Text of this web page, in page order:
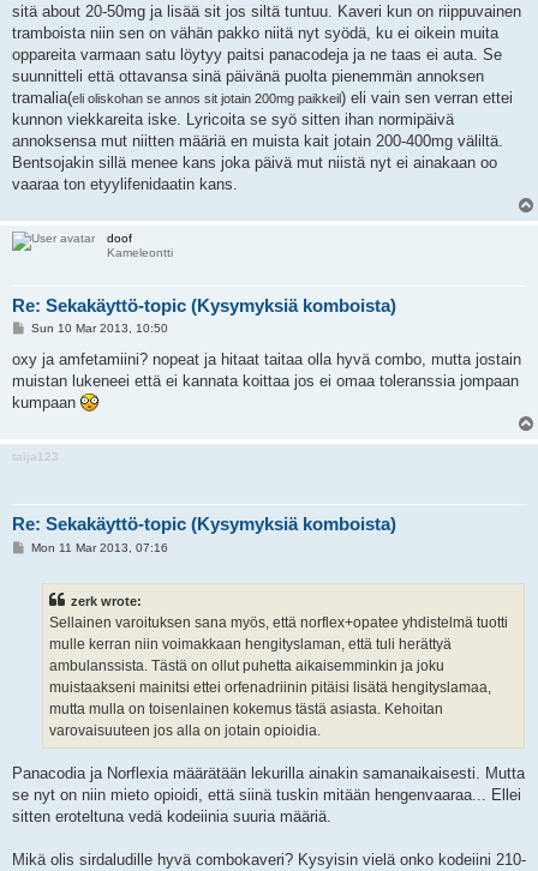
sitä about 20-50mg ja lisää sit jos siltä tuntuu. Kaveri kun on riippuvainen
tramboista niin sen on vähän pakko niitä nyt syödä, ku ei oikein muita
oppareita varmaan satu löytyy paitsi panacodeja ja ne taas ei auta. Se
suunnitteli että ottavansa sinä päivänä puolta pienemmän annoksen
tramalia(eli oliskohan se annos sit jotain 200mg paikkeil) eli vain sen verran ettei
kunnon viekkareita iske. Lyricoita se syö sitten ihan normipäivä
annoksensa mut niitten määriä en muista kait jotain 200-400mg väliltä.
Bentsojakin sillä menee kans joka päivä mut niistä nyt ei ainakaan oo
vaaraa ton etyylifenidaatin kans.
doof
Kameleontti
Re: Sekakäyttö-topic (Kysymyksiä komboista)
P
s
t
Sun 10 Mar 2013, 10:50
oxy ja amfetamiini? nopeat ja hitaat taitaa olla hyvä combo, mutta jostain
muistan lukeneei että ei kannata koittaa jos ei omaa toleranssia jompaan
kumpaan
taija123
Re: Sekakäyttö-topic (Kysymyksiä komboista)
PMon 11 Mar 2013, 07:16
zerk wrote:
Sellainen varoituksen sana myös, että norflex+opatee yhdistelmä tuotti
mulle kerran niin voimakkaan hengityslaman, että tuli herättyä
ambulanssista. Tästä on ollut puhetta aikaisemminkin ja joku
muistaakseni mainitsi ettei orfenadriinin pitäisi lisätä hengityslamaa,
mutta mulla on toisenlainen kokemus tästä asiasta. Kehoitan
varovaisuuteen jos alla on jotain opioidia.
Panacodia ja Norflexia määrätään lekurilla ainakin samanaikaisesti. Mutta
se nyt on niin mieto opioidi, että siinä tuskin mitään hengenvaaraa... Ellei
sitten eroteltuna vedä kodeiinia suuria määriä.
Mikä olis sirdaludille hyvä combokaveri? Kysyisin vielä onko kodeiini 210-